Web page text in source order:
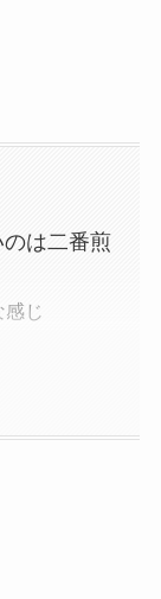
は二番煎
感じ